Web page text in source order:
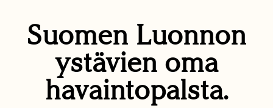
Suomen Luonnon
ystävien oma
havaintopalsta.